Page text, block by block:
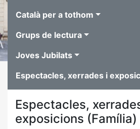
Català per a tothom
Grups de lectura
Joves Jubilats
Espectacles, xerrades i
Espectacles,
exposicions (Família)